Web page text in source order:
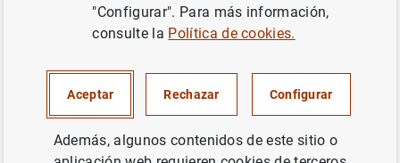
POLÍTICA MONETARIA
"Configurar". Para más información,
consulte la Política de cookies.
Aceptar Rechazar Configurar
Además, algunos contenidos de este sitio o